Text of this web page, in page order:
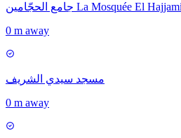
0 m away
مسجد سيدي الشريف
0 m away